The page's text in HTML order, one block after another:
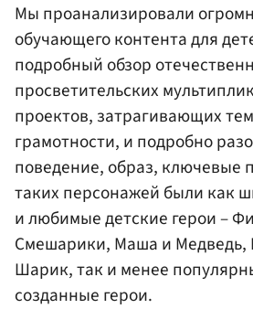
Мы проанализировали
обучающего контента для
подробный обзор
просветительских
проектов, затрагивающих
грамотности, и подробно
поведение, образ, ключевые
таких персонажей были как
и любимые детские герои –
Смешарики, Маша и Медведь,
Шарик, так и менее
созданные герои.